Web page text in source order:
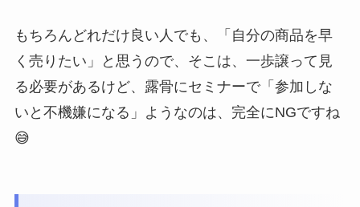
もちろんどれだけ良い人でも、「自分の商品を早
く売りたい」と思うので、そこは、一歩譲って見
る必要があるけど、露骨にセミナーで「参加しな
いと不機嫌になる」ようなのは、完全にNGですね
😅